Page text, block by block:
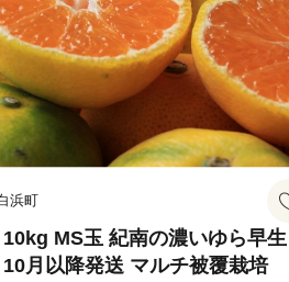
浜町
MS玉 紀南の濃いゆら早生
月以降発送 マルチ被覆栽培